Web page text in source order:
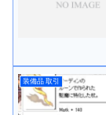
装備品 取引